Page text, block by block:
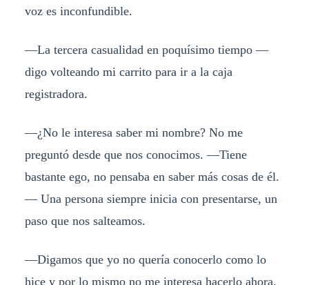
voz es inconfundible.
—La tercera casualidad en poquísimo tiempo —
digo volteando mi carrito para ir a la caja
registradora.
—¿No le interesa saber mi nombre? No me
preguntó desde que nos conocimos. —Tiene
bastante ego, no pensaba en saber más cosas de él.
— Una persona siempre inicia con presentarse, un
paso que nos salteamos.
—Digamos que yo no quería conocerlo como lo
hice y por lo mismo no me interesa hacerlo ahora.